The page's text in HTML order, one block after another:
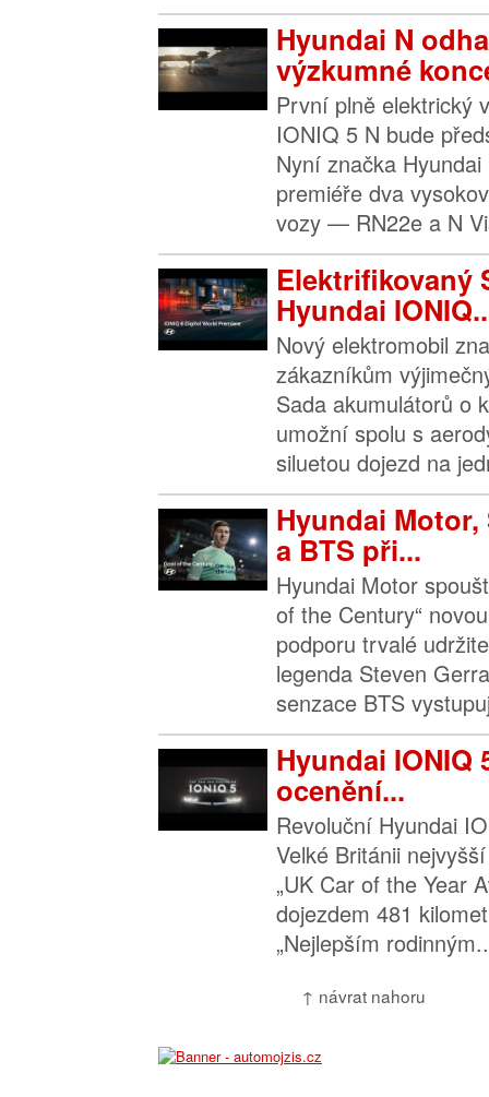
Hyundai N
výzkumné
První plně elektrický
IONIQ 5 N bude
Nyní značka
premiéře dva
vozy — RN22e a N
Elektrifikovaný
Hyundai
Nový elektromobil
zákazníkům
Sada akumulátorů o
umožní spolu s
siluetou dojezd na
Hyundai
a BTS při...
Hyundai Motor
of the Century“
podporu trvalé
legenda Steven
senzace BTS
Hyundai IONIQ
ocenění...
Revoluční Hyundai
Velké Británii
„UK Car of the Year
dojezdem 481
„Nejlepším
↑ návrat nahoru